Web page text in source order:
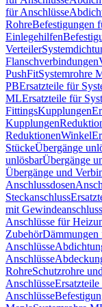
für Anschlüsse
RohreBefestigungen
Einlegehilfen
Verteiler
Flanschverbindungen
PushFitSystemrohre
PBErsatzteile für
MLErsatzteile für
FittingsKupplungen
Kupplungen
ReduktionenWinkel
StückeÜbergänge
unlösbarÜbergänge
Übergänge und
Anschlussdosen
Steckanschluss
mit Gewindeanschluss
Anschlüsse für
Zubehör
Anschlüsse
Anschlüsse
RohreSchutzrohre
Anschlüsse
Anschlüsse